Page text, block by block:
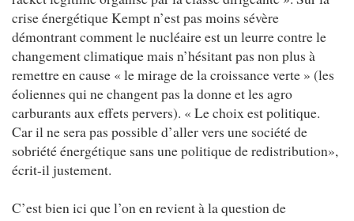
crise énergétique Kempt n’est pas moins sévère
démontrant comment le nucléaire est un leurre contre le
changement climatique mais n’hésitant pas non plus à
remettre en cause « le mirage de la croissance verte » (les
éoliennes qui ne changent pas la donne et les agro
carburants aux effets pervers). « Le choix est politique.
Car il ne sera pas possible d’aller vers une société de
sobriété énergétique sans une politique de redistribution»,
écrit-il justement.
C’est bien ici que l’on en revient à la question de